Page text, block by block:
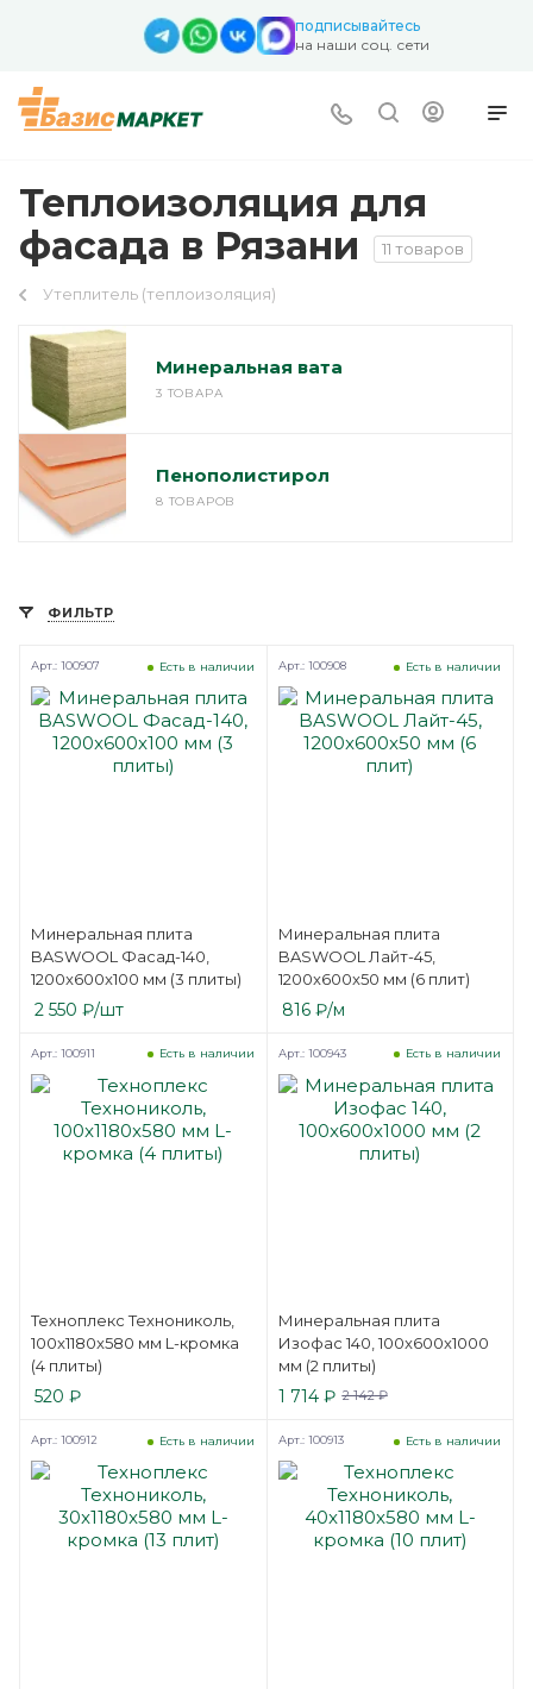
подписывайтесь
на наши соц. сети
Теплоизоляция для
фасада в Рязани
11 товаров
Утеплитель (теплоизоляция)
Минеральная вата
3 ТОВАРА
Пенополистирол
8 ТОВАРОВ
ФИЛЬТР
Минеральная плита
BASWOOL Фасад-140,
1200x600x100 мм (3 плиты)
Есть в наличии
Арт.: 100907
2 550 ₽/шт
Минеральная плита
BASWOOL Лайт-45,
1200x600x50 мм (6 плит)
Есть в наличии
Арт.: 100908
816₽/м
Техноплекс Технониколь,
100x1180x580 мм L-кромка
(4 плиты)
Есть в наличии
Арт.: 100911
520 ₽
Минеральная плита
Изофас 140, 100x600x1000
мм (2 плиты)
Есть в наличии
Арт.: 100943
1 714₽ 2 142₽
Есть в наличии
Арт.: 100912 Есть в наличии
Арт.: 100913